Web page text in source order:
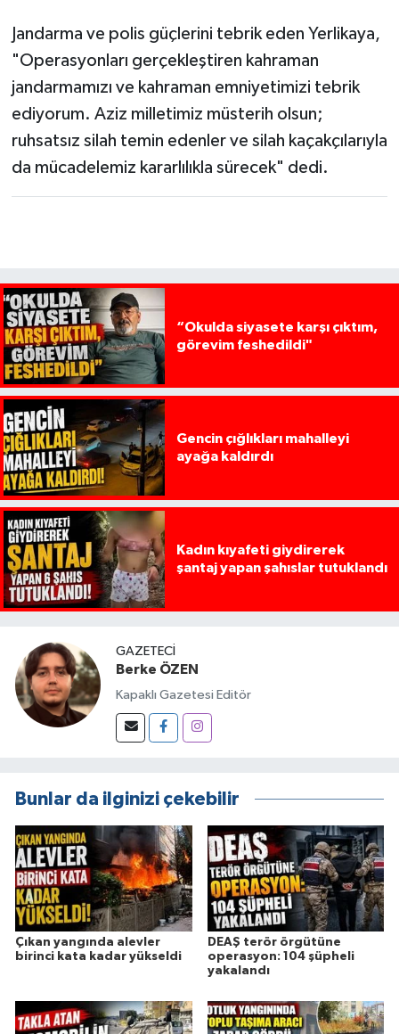
Jandarma ve polis güçlerini tebrik eden Yerlikaya,
"Operasyonları gerçekleştiren kahraman
jandarmamızı ve kahraman emniyetimizi tebrik
ediyorum. Aziz milletimiz müsterih olsun;
ruhsatsız silah temin edenler ve silah kaçakçılarıyla
da mücadelemiz kararlılıkla sürecek" dedi.
“Okulda siyasete karşı çıktım,
görevim feshedildi"
Gencin çığlıkları mahalleyi
ayağa kaldırdı
Kadın kıyafeti giydirerek
şantaj yapan şahıslar tutuklandı
GAZETECI
Berke ÖZEN
Kapaklı Gazetesi Editör
Bunlar da ilginizi çekebilir
Çıkan yangında alevler
birinci kata kadar yükseldi
DEAŞ terör örgütüne
operasyon: 104 şüpheli
yakalandı